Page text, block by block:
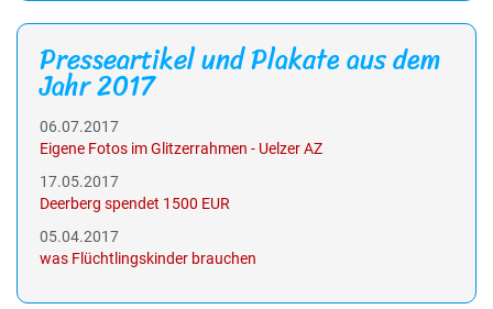
Presseartikel und Plakate aus dem
Jahr 2017
06.07.2017
Eigene Fotos im Glitzerrahmen - Uelzer AZ
17.05.2017
Deerberg spendet 1500 EUR
05.04.2017
was Flüchtlingskinder brauchen